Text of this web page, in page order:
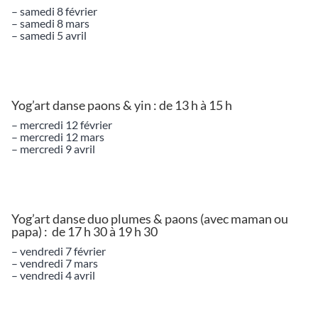
– samedi 8 février
– samedi 8 mars
– samedi 5 avril
Yog’art danse paons & yin : de 13 h à 15 h
– mercredi 12 février
– mercredi 12 mars
– mercredi 9 avril
Yog’art danse duo plumes & paons (avec maman ou
papa) : de 17 h 30 à 19 h 30
– vendredi 7 février
– vendredi 7 mars
– vendredi 4 avril